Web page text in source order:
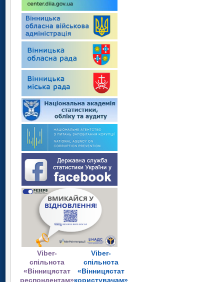
Viber-
спільнота
«Вінницястат
респондентам»
Viber-
спільнота
«Вінницястат
користувачам»